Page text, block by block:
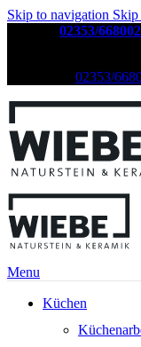
Skip to navigation Skip
02353/
02353/
Menu
Küchen